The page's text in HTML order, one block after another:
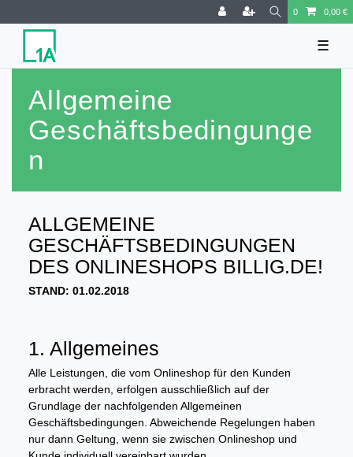
0 0,00 €
☰
Allgemeine
Geschäftsbedingunge
n
ALLGEMEINE
GESCHÄFTSBEDINGUNGEN
DES ONLINESHOPS BILLIG.DE!
STAND: 01.02.2018
1. Allgemeines
Alle Leistungen, die vom Onlineshop für den Kunden
erbracht werden, erfolgen ausschließlich auf der
Grundlage der nachfolgenden Allgemeinen
Geschäftsbedingungen. Abweichende Regelungen haben
nur dann Geltung, wenn sie zwischen Onlineshop und